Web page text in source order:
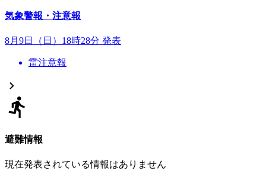
気象警報・注意報
8月9日（日）18時28分 発表
雷注意報
避難情報
現在発表されている情報はありません